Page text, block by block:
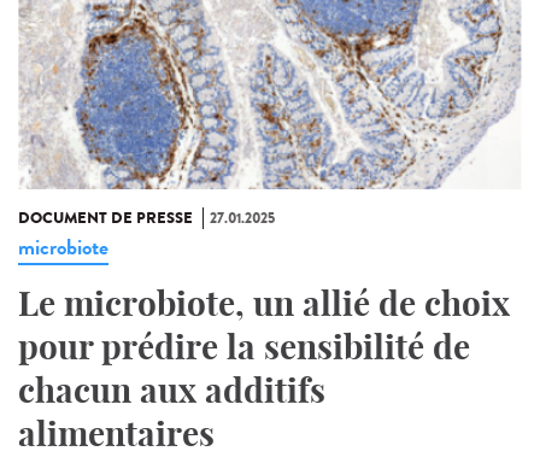
DOCUMENT DE PRESSE 27.01.2025
microbiote
Le microbiote, un allié de choix
pour prédire la sensibilité de
chacun aux additifs
alimentaires